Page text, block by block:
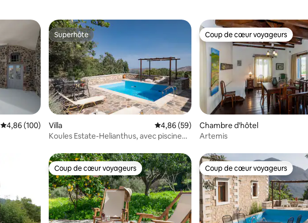
Évaluation moyenne sur la base de 100 commentaires : 4,86 sur 5
4,86 (100)
Superhôte
Superhôte
Villa Évaluation moyenne sur la base de 59
4,86 (59)
Koules Estate-Helianthus, avec piscine
Coup de cœur voyageurs
Coup de cœur voyageurs
Chambre d'hôtel
Artemis
Coup de cœur voyageurs
Coup de cœur voyageurs Coup de cœur voyageurs
Coup de cœur voyageurs